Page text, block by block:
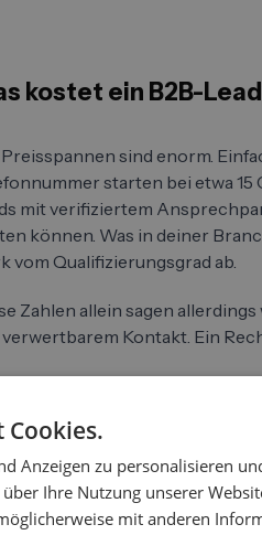
kostet ein B2B-
sind enorm.
starten bei etwa
mit verifiziertem
können. Was in deiner
vom Qualifizierungsgrad ab.
Zahlen allein sagen
Kontakt. Ein
kaufst 500 Leads für je 2 Euro,
Rate von 1 bis 2
zu einem Gespräch
damit bei 100 bis 200 Euro.
Angebot.
Cookies.
Anzeigen zu personalisieren
Ihre Nutzung unserer
mit anderen